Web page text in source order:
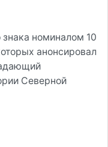
номиналом 10
анонсировал
Северной